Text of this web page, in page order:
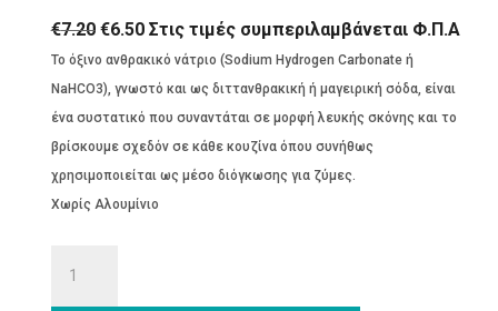
€6.50.
€7.20 Original
price
was:
€7.20.
€6.50Η
τρέχουσα
τιμή
είναι:
€6.50.
Στις τιμές συμπεριλαμβάνεται Φ.Π.Α
Το όξινο ανθρακικό νάτριο (Sodium Hydrogen Carbonate ή
NaHCO3), γνωστό και ως διττανθρακική ή μαγειρική σόδα, είναι
ένα συστατικό που συναντάται σε μορφή λευκής σκόνης και το
βρίσκουμε σχεδόν σε κάθε κουζίνα όπου συνήθως
χρησιμοποιείται ως μέσο διόγκωσης για ζύμες.
Χωρίς Αλουμίνιο